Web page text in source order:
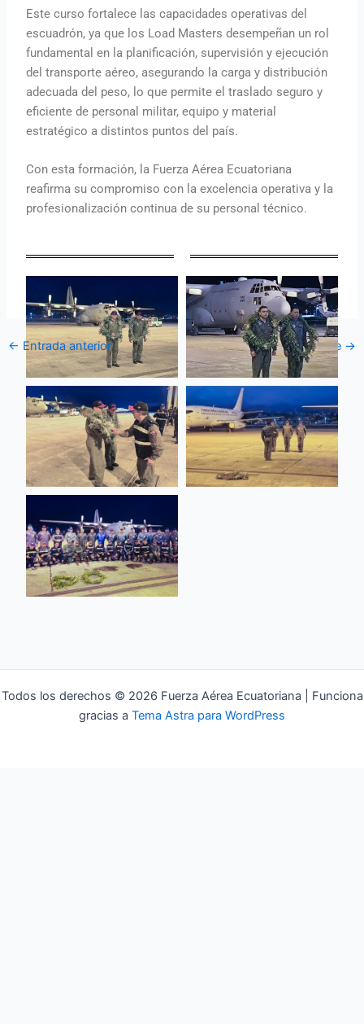
Este curso fortalece las capacidades operativas del
escuadrón, ya que los Load Masters desempeñan un rol
fundamental en la planificación, supervisión y ejecución
del transporte aéreo, asegurando la carga y distribución
adecuada del peso, lo que permite el traslado seguro y
eficiente de personal militar, equipo y material
estratégico a distintos puntos del país.
Con esta formación, la Fuerza Aérea Ecuatoriana
reafirma su compromiso con la excelencia operativa y la
profesionalización continua de su personal técnico.
← Entrada anterior Entrada siguiente →
Todos los derechos © 2026 Fuerza Aérea Ecuatoriana | Funciona
gracias a Tema Astra para WordPress